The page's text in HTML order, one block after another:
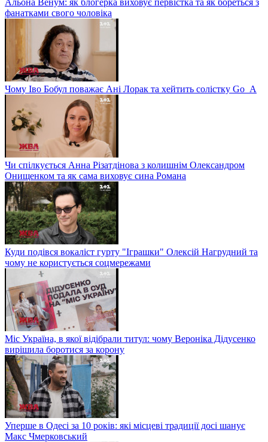
фанатками свого чоловіка
Чому Іво Бобул поважає Ані Лорак та хейтить солістку Go_A
Чи спілкується Анна Різатдінова з колишнім Олександром
Онищенком та як сама виховує сина Романа
Куди подівся вокаліст гурту "Іграшки" Олексій Нагрудний та
чому не користується соцмережами
Міс Україна, в якої відібрали титул: чому Вероніка Дідусенко
вирішила боротися за корону
Уперше в Одесі за 10 років: які місцеві традиції досі шанує
Макс Чмерковський